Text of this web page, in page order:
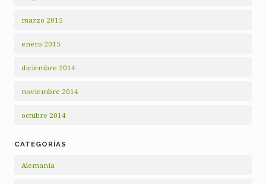
marzo 2015
enero 2015
diciembre 2014
noviembre 2014
octubre 2014
CATEGORÍAS
Alemania